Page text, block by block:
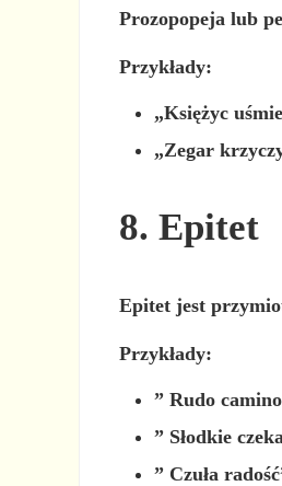
Prozopopeja lub
Przykłady:
„Księżyc
„Zegar
8. Epitet
Epitet jest
Przykłady:
” Rudo
” Słodkie
” Czuła